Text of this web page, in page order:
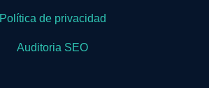
Política de privacidad
Auditoria SEO